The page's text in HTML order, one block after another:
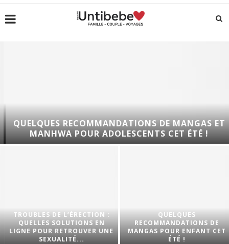
QUELQUES RECOMMANDATIONS DE MANGAS ET
MANHWA POUR ADOLESCENTS CET ÉTÉ !
TROUBLES DE L’ÉRECTION :
QUELLES SOLUTIONS EN
LIGNE POUR RETROUVER UNE
SEXUALITÉ...
QUELQUES
RECOMMANDATIONS DE
MANGAS POUR ENFANT CET
ÉTÉ !